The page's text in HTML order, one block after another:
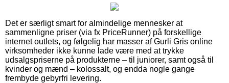
Det er særligt smart for almindelige mennesker at
sammenligne priser (via fx PriceRunner) på forskellige
internet outlets, og følgelig har masser af Gurli Gris online
virksomheder ikke kunne lade være med at trykke
udsalgspriserne på produkterne – til juniorer, samt også til
kvinder og mænd – kolossalt, og endda nogle gange
frembyde gebyrfri levering.